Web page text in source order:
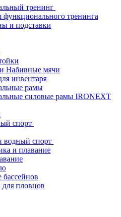
тренинг
функционального тренинга
и подставки
Набивные мячи
инвентаря
рамы
силовые рамы IRONEXT
спорт
водный спорт
и плавание
пловцов